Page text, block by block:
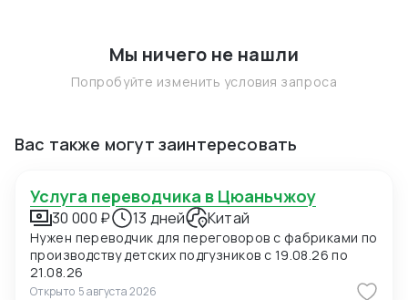
Мы ничего не нашли
Попробуйте изменить условия запроса
Вас также могут заинтересовать
Услуга переводчика в Цюаньчжоу
30 000 ₽ 13 дней Китай
Нужен переводчик для переговоров с фабриками по
производству детских подгузников с 19.08.26 по
21.08.26
Открыто 5 августа 2026